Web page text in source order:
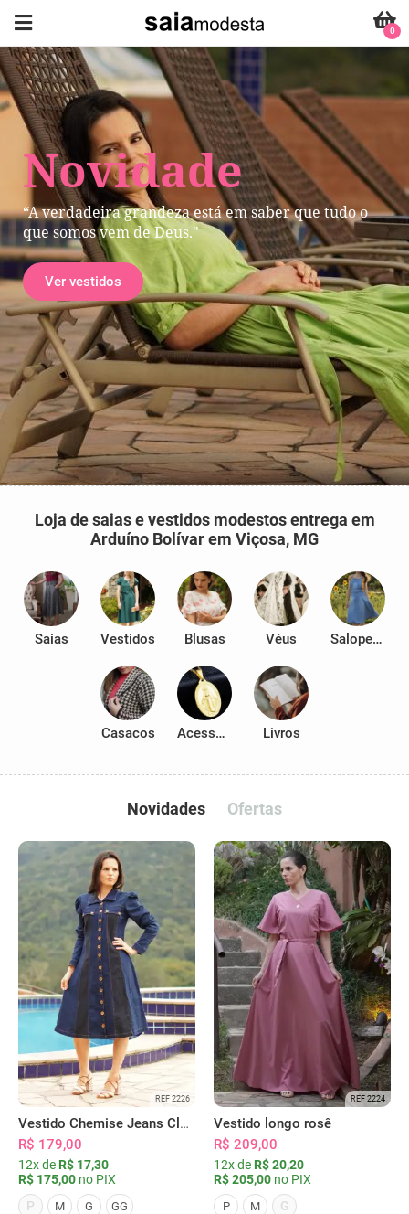
Novidade
“A verdadeira grandeza está em saber que tudo o
que somos vem de Deus."
Ver vestidos
0
Loja de saias e vestidos modestos entrega em
Arduíno Bolívar em Viçosa, MG
Saias Vestidos Blusas Véus Salopetes
Casacos Acessórios Livros
Novidades Ofertas
REF 2226
Vestido Chemise Jeans Clássica Serena
R$ 179,00
12x de R$ 17,30
R$ 175,00 no PIX
P
M G GG
REF 2224
Vestido longo rosê
R$ 209,00
12x de R$ 20,20
R$ 205,00 no PIX
P M G